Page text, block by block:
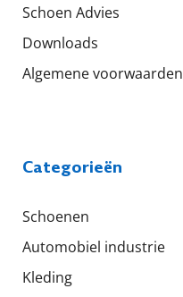
Schoen Advies
Downloads
Algemene voorwaarden
Categorieën
Schoenen
Automobiel industrie
Kleding